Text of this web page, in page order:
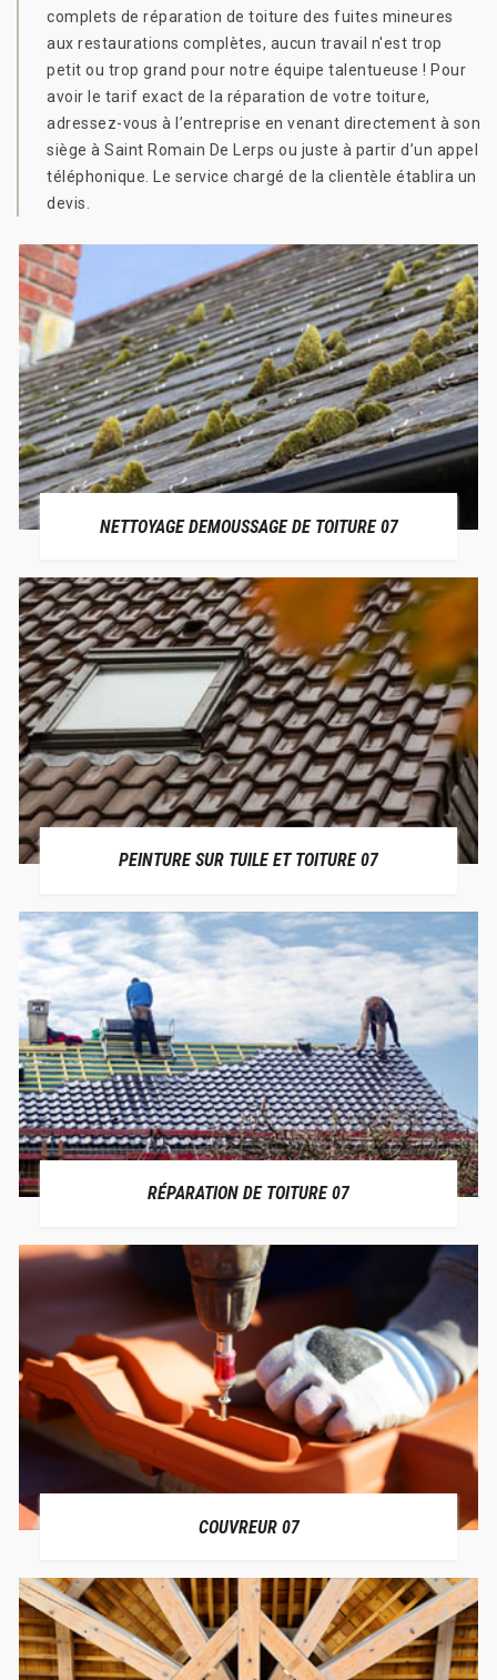
complets de réparation de toiture des fuites mineures
aux restaurations complètes, aucun travail n'est trop
petit ou trop grand pour notre équipe talentueuse ! Pour
avoir le tarif exact de la réparation de votre toiture,
adressez-vous à l’entreprise en venant directement à son
siège à Saint Romain De Lerps ou juste à partir d’un appel
téléphonique. Le service chargé de la clientèle établira un
devis.
NETTOYAGE DEMOUSSAGE DE TOITURE 07
PEINTURE SUR TUILE ET TOITURE 07
RÉPARATION DE TOITURE 07
COUVREUR 07